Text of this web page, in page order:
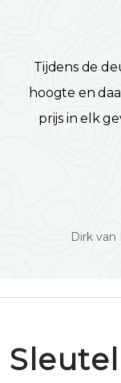
Tijdens de
hoogte en
prijs in elk
Dirk